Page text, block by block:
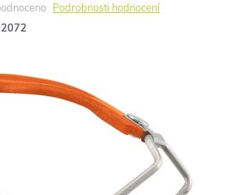
Podrobnosti hodnocení